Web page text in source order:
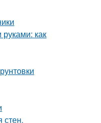
как
стен.